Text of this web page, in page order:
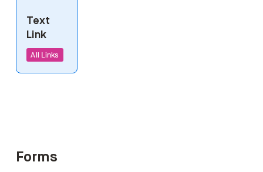
Text
Link
All Links
Forms